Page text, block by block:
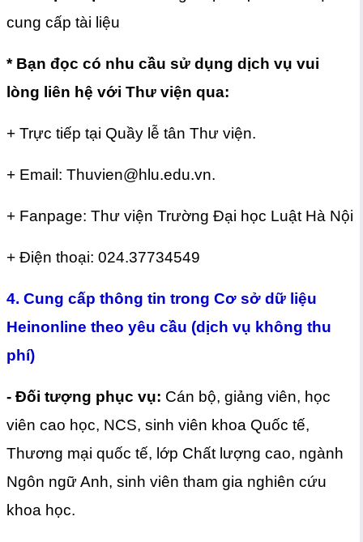
cung cấp tài liệu
* Bạn đọc có nhu cầu sử dụng dịch vụ vui
lòng liên hệ với Thư viện qua:
+ Trực tiếp tại Quầy lễ tân Thư viện.
+ Email: Thuvien@hlu.edu.vn.
+ Fanpage: Thư viện Trường Đại học Luật Hà Nội
+ Điện thoại: 024.37734549
4. Cung cấp thông tin trong Cơ sở dữ liệu
Heinonline theo yêu cầu (dịch vụ không thu
phí)
- Đối tượng phục vụ: Cán bộ, giảng viên, học
viên cao học, NCS, sinh viên khoa Quốc tế,
Thương mại quốc tế, lớp Chất lượng cao, ngành
Ngôn ngữ Anh, sinh viên tham gia nghiên cứu
khoa học.